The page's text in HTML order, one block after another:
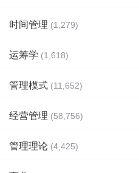
时间管理 (1,279)
运筹学 (1,618)
管理模式 (11,652)
经营管理 (58,756)
管理理论 (4,425)